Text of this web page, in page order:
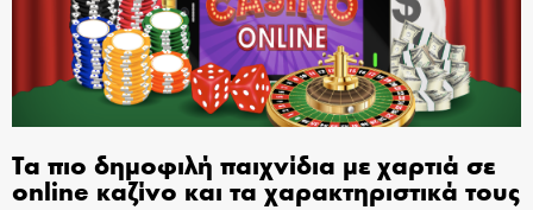
Τα πιο δημοφιλή παιχνίδια με χαρτιά σε
online καζίνο και τα χαρακτηριστικά τους